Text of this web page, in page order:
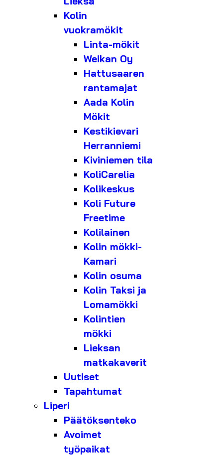
Kolin
vuokramökit
Linta-mökit
Weikan Oy
Hattusaaren
rantamajat
Aada Kolin
Mökit
Kestikievari
Herranniemi
Kiviniemen tila
KoliCarelia
Kolikeskus
Koli Future
Freetime
Kolilainen
Kolin mökki-
Kamari
Kolin osuma
Kolin Taksi ja
Lomamökki
Kolintien
mökki
Lieksan
matkakaverit
Uutiset
Tapahtumat
Liperi
Päätöksenteko
Avoimet
työpaikat